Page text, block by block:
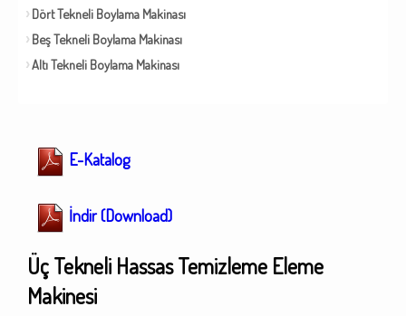
Dört Tekneli Boylama Makinası
Beş Tekneli Boylama Makinası
Altı Tekneli Boylama Makinası
E-Katalog
İndir (Download)
Üç Tekneli Hassas Temizleme Eleme
Makinesi